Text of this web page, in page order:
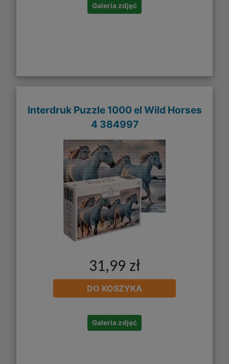
Galeria zdjęć
Interdruk Puzzle 1000 el Wild Horses
4 384997
31,99 zł
DO KOSZYKA
Galeria zdjęć